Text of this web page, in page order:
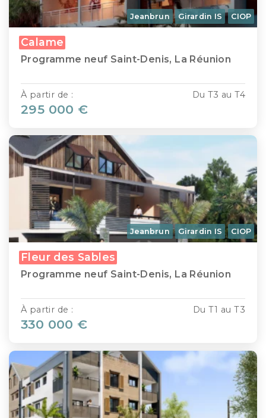
Jeanbrun Girardin IS CIOP
Calame
Programme neuf Saint-Denis, La Réunion
Du T3 au T4
À partir de :
295 000 €
Jeanbrun Girardin IS CIOP
Fleur des Sables
Programme neuf Saint-Denis, La Réunion
Du T1 au T3
À partir de :
330 000 €